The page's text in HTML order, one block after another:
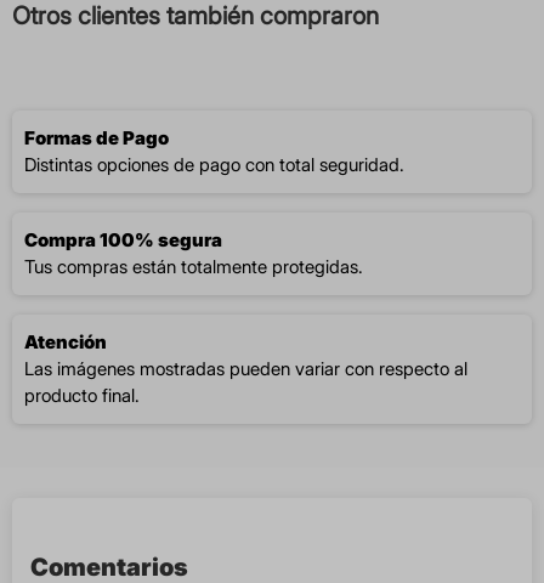
Otros clientes también compraron
Formas de Pago
Distintas opciones de pago con total seguridad.
Compra 100% segura
Tus compras están totalmente protegidas.
Atención
Las imágenes mostradas pueden variar con respecto al
producto final.
Comentarios